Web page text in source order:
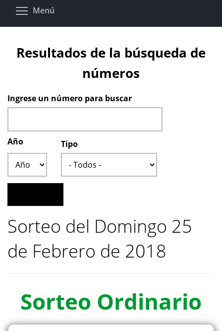
Pasar
Menú
Resultados de la búsqueda de
números
Ingrese un número para buscar
Año
Tipo
Sorteo del Domingo 25
de Febrero de 2018
Sorteo Ordinario